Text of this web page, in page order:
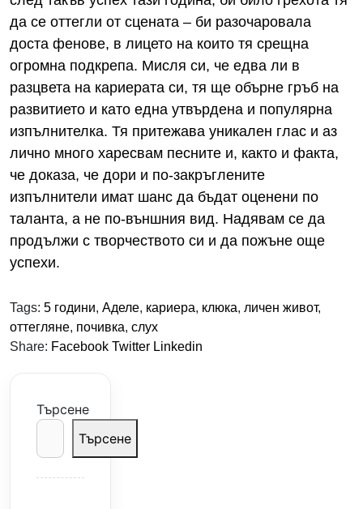
да се оттегли от сцената – би разочаровала
доста фенове, в лицето на които тя срещна
огромна подкрепа. Мисля си, че едва ли в
разцвета на кариерата си, тя ще обърне гръб на
развитието и като една утвърдена и популярна
изпълнителка. Тя притежава уникален глас и аз
лично много харесвам песните и, както и факта,
че доказа, че дори и по-закръглените
изпълнители имат шанс да бъдат оценени по
таланта, а не по-външния вид. Надявам се да
продължи с творчеството си и да пожъне още
успехи.
Tags: 5 години, Аделе, кариера, клюка, личен живот,
оттегляне, почивка, слух
Share: Facebook Twitter Linkedin
Търсене
Търсене